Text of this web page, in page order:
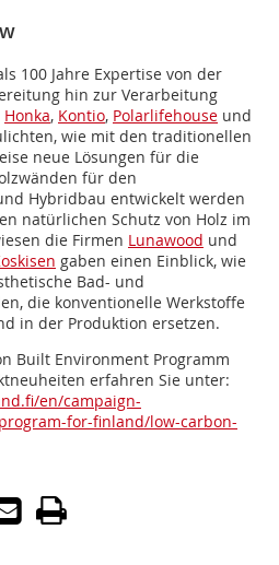
100 Jahre Expertise von der
hin zur Verarbeitung
Honka, Kontio, Polarlifehouse und
wie mit den traditionellen
neue Lösungen für die
für den
Hybridbau entwickelt werden
natürlichen Schutz von Holz im
die Firmen Lunawood und
gaben einen Einblick, wie
Bad- und
die konventionelle Werkstoffe
in der Produktion ersetzen.
Built Environment Programm
erfahren Sie unter:
en/campaign-
for-finland/low-carbon-